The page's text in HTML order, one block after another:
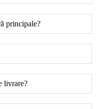
principale?
livrare?